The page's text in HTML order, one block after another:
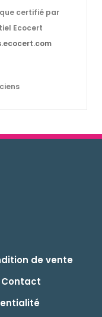
certifié par
Ecocert
de vente
Contact